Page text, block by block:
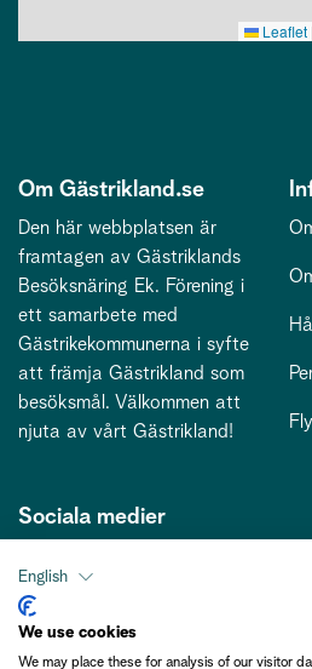
Leaflet
Om Gästrikland.se
Den här webbplatsen är
framtagen av Gästriklands
Besöksnäring Ek. Förening i
ett samarbete med
Gästrikekommunerna i syfte
att främja Gästrikland som
besöksmål. Välkommen att
njuta av vårt Gästrikland!
Sociala medier
Kontakt
English
We use cookies
We may place these for analysis of our visitor